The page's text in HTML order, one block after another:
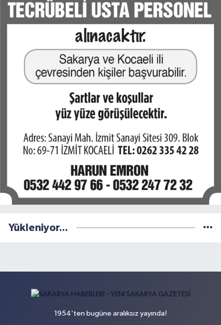
Yükleniyor...
1954'ten bugüne aralıksız yayında!